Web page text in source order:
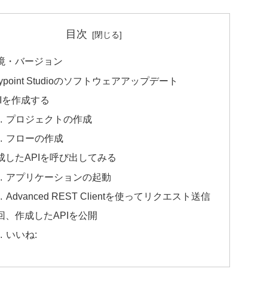
目次
・バージョン
Studioのソフトウェアアップデート
作成する
プロジェクトの作成
フローの作成
したAPIを呼び出してみる
アプリケーションの起動
Advanced REST Clientを使ってリクエスト送信
、作成したAPIを公開
いいね: